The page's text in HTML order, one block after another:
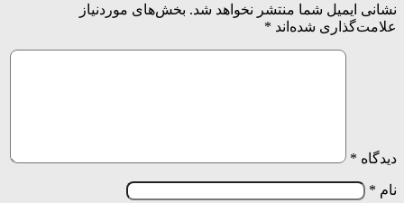
نشانی ایمیل شما منتشر نخواهد شد. بخش‌های موردنیاز
علامت‌گذاری شده‌اند *
دیدگاه *
نام *